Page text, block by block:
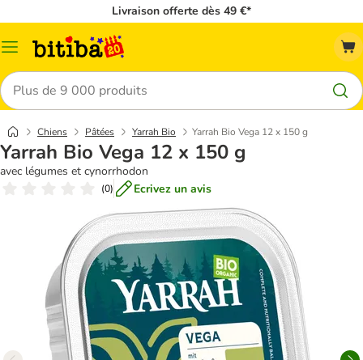
Livraison offerte dès 49 €*
Menu
Rechercher
Chiens Pâtées Yarrah Bio Yarrah Bio Vega 12 x 150 g
Yarrah Bio Vega 12 x 150 g
avec légumes et cynorrhodon
(0) Ecrivez un avis